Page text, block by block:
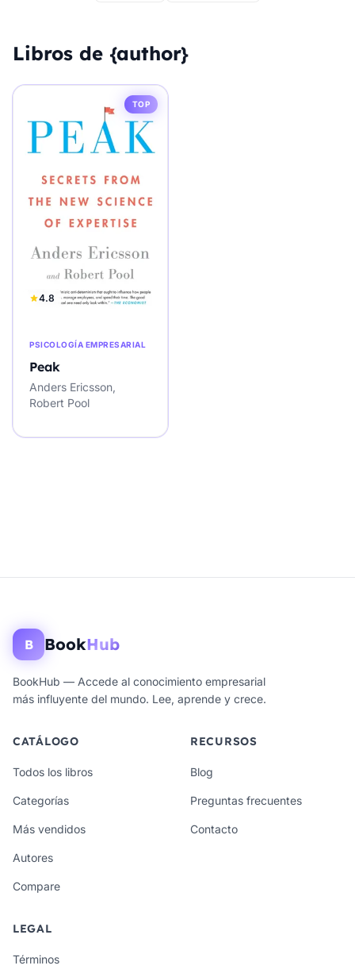
Libros de {author}
TOP
4.8
PSICOLOGÍA EMPRESARIAL
Peak
Anders Ericsson,
Robert Pool
B BookHub
BookHub — Accede al conocimiento empresarial
más influyente del mundo. Lee, aprende y crece.
CATÁLOGO
Todos los libros
Categorías
Más vendidos
Autores
Compare
RECURSOS
Blog
Preguntas frecuentes
Contacto
LEGAL
Términos